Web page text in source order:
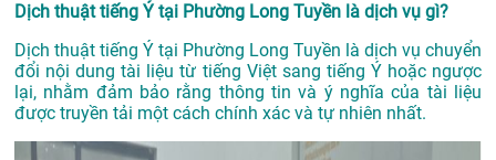
Dịch thuật tiếng Ý tại Phường Long Tuyền là dịch vụ gì?
Dịch thuật tiếng Ý tại Phường Long Tuyền là dịch vụ chuyển
đổi nội dung tài liệu từ tiếng Việt sang tiếng Ý hoặc ngược
lại, nhằm đảm bảo rằng thông tin và ý nghĩa của tài liệu
được truyền tải một cách chính xác và tự nhiên nhất.